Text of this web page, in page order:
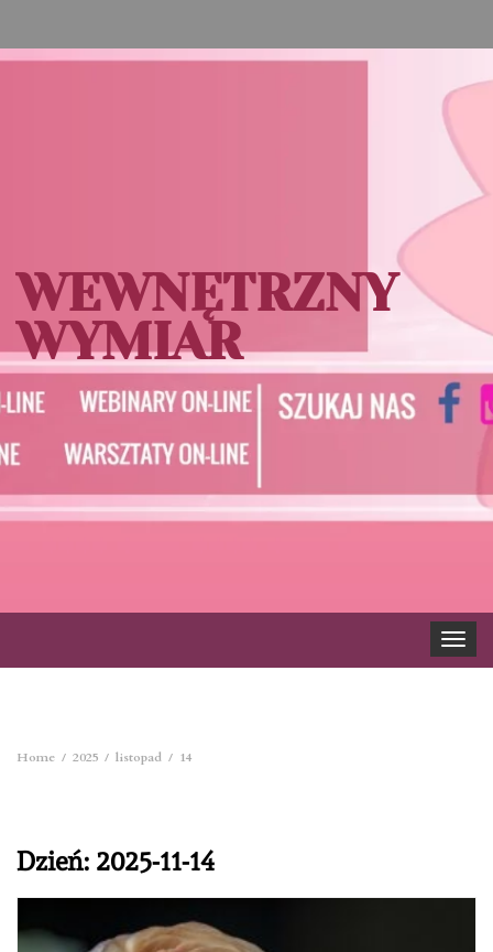
WEWNĘTRZNY
WYMIAR
Toggle
Home 2025 listopad 14
Dzień: 2025-11-14